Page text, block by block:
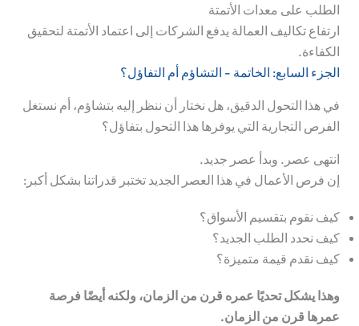
الطلب على معدات الأتمتة
ارتفاع تكاليف العمالة يدفع الشركات إلى اعتماد الأتمتة لتحقيق
الكفاءة.
الجزء السابع: الخاتمة - التشاؤم أم التفاؤل؟
في هذا التحول الدقيق، هل نختار أن ننظر إليه بتشاؤم، أم نستغل
الفرص التجارية التي يوفرها هذا التحول بتفاؤل؟
انتهى عصر. وبدأ عصر جديد.
إن فرص الأعمال في هذا العصر الجديد تختبر قدراتنا بشكل أكبر:
كيف نقوم بتقسيم الأسواق؟
كيف نحدد الطلب الجديد؟
كيف نقدم قيمة متميزة؟
وهذا يشكل تحديًا عمره قرن من الزمان، ولكنه أيضًا فرصة
عمرها قرن من الزمان.